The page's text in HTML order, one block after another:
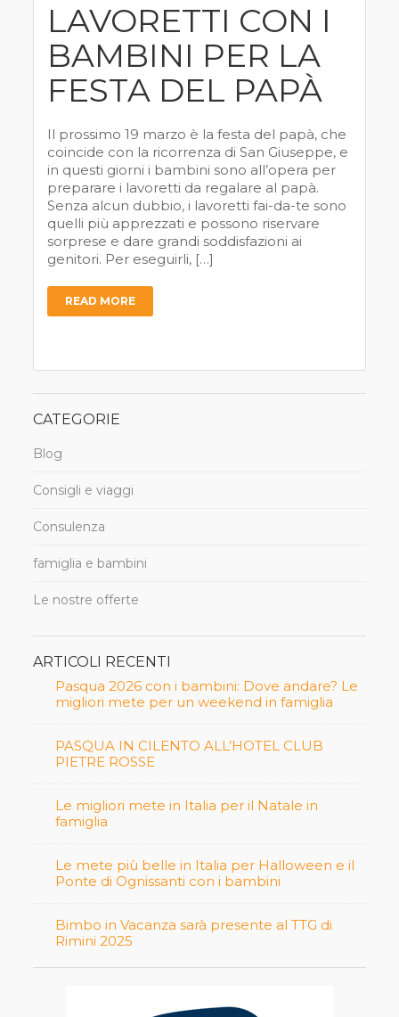
LAVORETTI CON I
BAMBINI PER LA
FESTA DEL PAPÀ
Il prossimo 19 marzo è la festa del papà, che
coincide con la ricorrenza di San Giuseppe, e
in questi giorni i bambini sono all’opera per
preparare i lavoretti da regalare al papà.
Senza alcun dubbio, i lavoretti fai-da-te sono
quelli più apprezzati e possono riservare
sorprese e dare grandi soddisfazioni ai
genitori. Per eseguirli, […]
READ MORE
CATEGORIE
Blog
Consigli e viaggi
Consulenza
famiglia e bambini
Le nostre offerte
ARTICOLI RECENTI
Pasqua 2026 con i bambini: Dove andare? Le
migliori mete per un weekend in famiglia
PASQUA IN CILENTO ALL’HOTEL CLUB
PIETRE ROSSE
Le migliori mete in Italia per il Natale in
famiglia
Le mete più belle in Italia per Halloween e il
Ponte di Ognissanti con i bambini
Bimbo in Vacanza sarà presente al TTG di
Rimini 2025